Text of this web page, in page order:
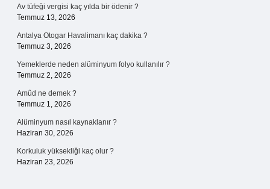
Av tüfeği vergisi kaç yılda bir ödenir ?
Temmuz 13, 2026
Antalya Otogar Havalimanı kaç dakika ?
Temmuz 3, 2026
Yemeklerde neden alüminyum folyo kullanılır ?
Temmuz 2, 2026
Amûd ne demek ?
Temmuz 1, 2026
Alüminyum nasıl kaynaklanır ?
Haziran 30, 2026
Korkuluk yüksekliği kaç olur ?
Haziran 23, 2026